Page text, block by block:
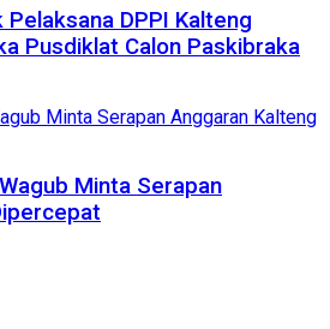
DPPI Kalteng
Pusdiklat Calon Paskibraka
Minta Serapan